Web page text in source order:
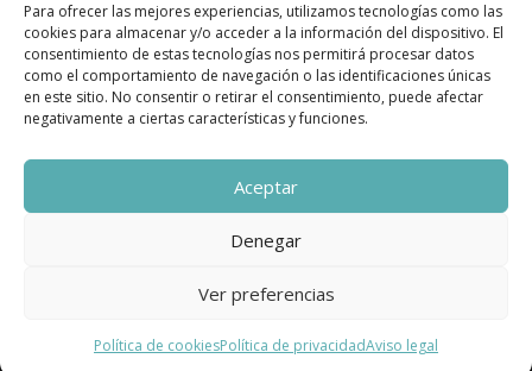
Para ofrecer las mejores experiencias, utilizamos tecnologías como las
cookies para almacenar y/o acceder a la información del dispositivo. El
consentimiento de estas tecnologías nos permitirá procesar datos
como el comportamiento de navegación o las identificaciones únicas
en este sitio. No consentir o retirar el consentimiento, puede afectar
negativamente a ciertas características y funciones.
Aceptar
Denegar
Ver preferencias
Política de cookiesPolítica de privacidadAviso legal
WordPress